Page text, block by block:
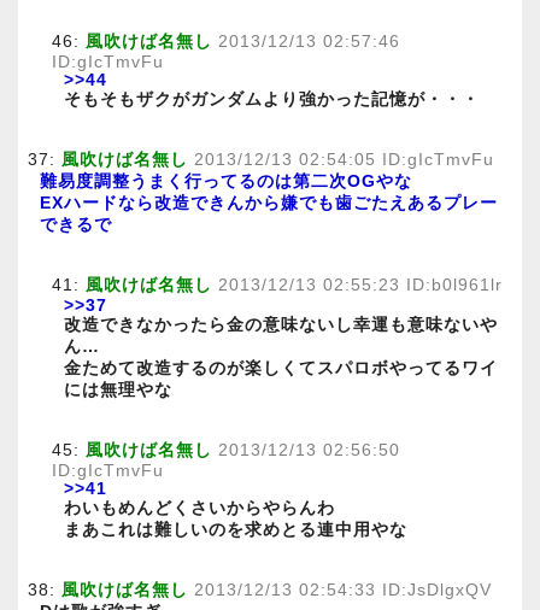
46: 風吹けば名無し 2013/12/13 02:57:46
ID:gIcTmvFu
>>44
そもそもザクがガンダムより強かった記憶が・・・
37: 風吹けば名無し 2013/12/13 02:54:05 ID:gIcTmvFu
難易度調整うまく行ってるのは第二次OGやな
EXハードなら改造できんから嫌でも歯ごたえあるプレー
できるで
41: 風吹けば名無し 2013/12/13 02:55:23 ID:b0l961lr
>>37
改造できなかったら金の意味ないし幸運も意味ないや
ん…
金ためて改造するのが楽しくてスパロボやってるワイ
には無理やな
45: 風吹けば名無し 2013/12/13 02:56:50
ID:gIcTmvFu
>>41
わいもめんどくさいからやらんわ
まあこれは難しいのを求めとる連中用やな
38: 風吹けば名無し 2013/12/13 02:54:33 ID:JsDlgxQV